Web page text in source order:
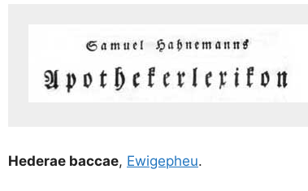
Hederae bac­cae, Ewi­ge­pheu.